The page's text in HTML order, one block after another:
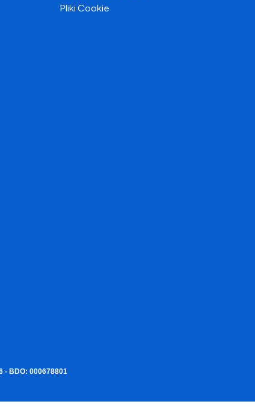
Pliki Cookie
- BDO: 000678801